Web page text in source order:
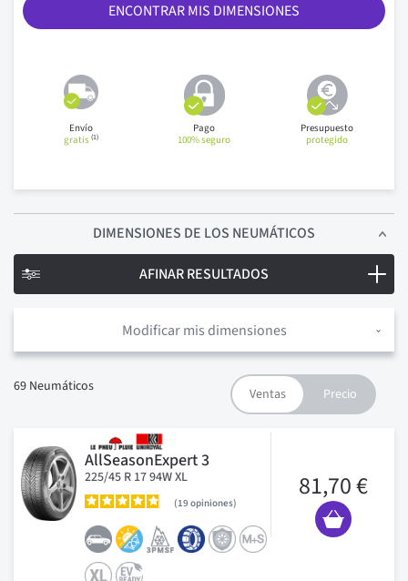
ENCONTRAR MIS DIMENSIONES
Envío
gratis(1)
Pago
100% seguro
Presupuesto
protegido
DIMENSIONES DE LOS NEUMÁTICOS
Modificar mis dimensiones
69 Neumáticos
AllSeasonExpert 3
225/45 R 17 94W XL
19 opiniones
81,70 €
AFINAR RESULTADOS